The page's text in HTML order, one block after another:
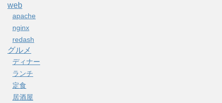
web
apache
nginx
redash
グルメ
ディナー
ランチ
定食
居酒屋